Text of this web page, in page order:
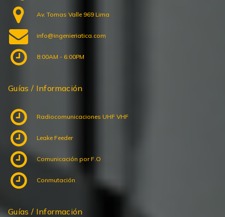
Av. Tomas Valle 969 Lima
info@ingenieriatica.com
8:00AM - 6:00PM
Guías / Información
Radiocomunicaciones UHF VHF
Leake Feeder
Comunicación por F.O
Conmutación
Guías / Información